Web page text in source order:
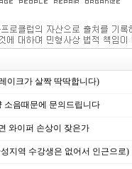
이크가 살짝 딱딱합니다)
소음때문에 문의드립니다
와이퍼 손상이 잦은가
지역 수강생은 없어서 인근으로)